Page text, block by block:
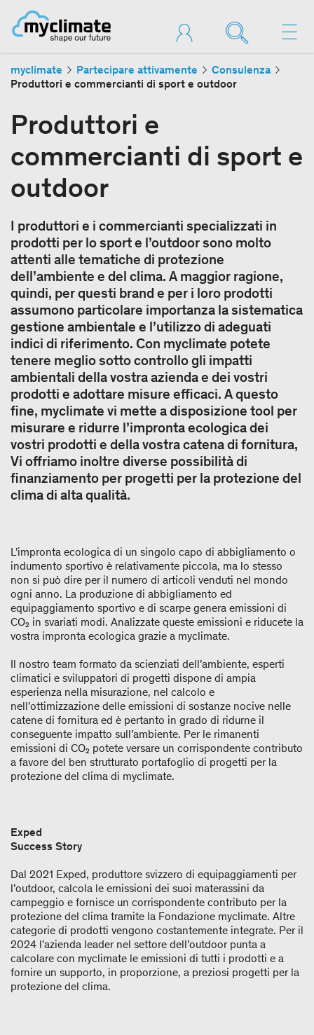
myclimate Partecipare attivamente
Consulenza
Produttori e commercianti di sport e outdoor
Produttori e
commercianti di sport e
outdoor
I produttori e i commercianti specializzati in
prodotti per lo sport e l’outdoor sono molto
attenti alle tematiche di protezione
dell’ambiente e del clima. A maggior ragione,
quindi, per questi brand e per i loro prodotti
assumono particolare importanza la sistematica
gestione ambientale e l’utilizzo di adeguati
indici di riferimento. Con myclimate potete
tenere meglio sotto controllo gli impatti
ambientali della vostra azienda e dei vostri
prodotti e adottare misure efficaci. A questo
fine, myclimate vi mette a disposizione tool per
misurare e ridurre l’impronta ecologica dei
vostri prodotti e della vostra catena di fornitura,
Vi offriamo inoltre diverse possibilità di
finanziamento per progetti per la protezione del
clima di alta qualità.
L’impronta ecologica di un singolo capo di abbigliamento o
indumento sportivo è relativamente piccola, ma lo stesso
non si può dire per il numero di articoli venduti nel mondo
ogni anno. La produzione di abbigliamento ed
equipaggiamento sportivo e di scarpe genera emissioni di
CO₂​ in svariati modi. Analizzate queste emissioni e riducete la
vostra impronta ecologica grazie a myclimate.
Il nostro team formato da scienziati dell’ambiente, esperti
climatici e sviluppatori di progetti dispone di ampia
esperienza nella misurazione, nel calcolo e
nell’ottimizzazione delle emissioni di sostanze nocive nelle
catene di fornitura ed è pertanto in grado di ridurne il
conseguente impatto sull’ambiente. Per le rimanenti
emissioni di CO₂ potete versare un corrispondente contributo
a favore del ben strutturato portafoglio di progetti per la
protezione del clima di myclimate.
Exped
Success Story
Dal 2021 Exped, produttore svizzero di equipaggiamenti per
l’outdoor, calcola le emissioni dei suoi materassini da
campeggio e fornisce un corrispondente contributo per la
protezione del clima tramite la Fondazione myclimate. Altre
categorie di prodotti vengono costantemente integrate. Per il
2024 l’azienda leader nel settore dell’outdoor punta a
calcolare con myclimate le emissioni di tutti i prodotti e a
fornire un supporto, in proporzione, a preziosi progetti per la
protezione del clima.